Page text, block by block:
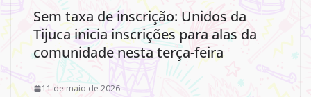
Sem taxa de inscrição: Unidos da
Tijuca inicia inscrições para alas da
comunidade nesta terça-feira
11 de maio de 2026